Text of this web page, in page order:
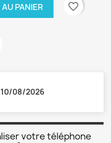
PANIER favorite_border
10/08/2026
votre téléphone